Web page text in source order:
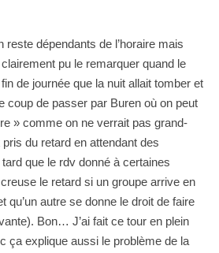
reste dépendants de l’horaire mais
pu le remarquer quand le
de journée que la nuit allait tomber et
coup de passer par Buren où on peut
» comme on ne verrait pas grand-
du retard en attendant des
que le rdv donné à certaines
le retard si un groupe arrive en
qu’un autre se donne le droit de faire
Bon… J’ai fait ce tour en plein
ça explique aussi le problème de la